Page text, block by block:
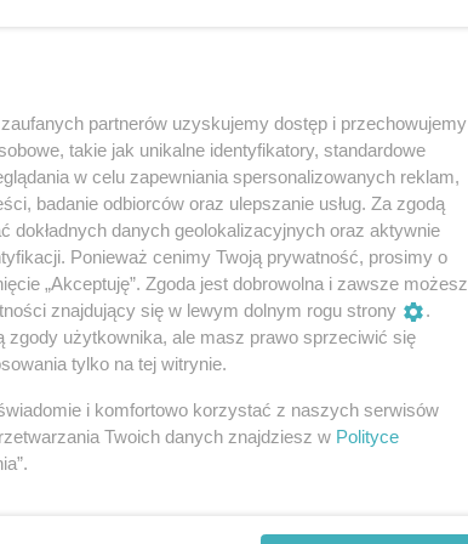
się nowy wątek
Gawroński, który objął
a jak wiadomo,
Choć w tej
scenariuszy. Inną
nie działa, były
partnerów uzyskujemy dostęp i przechowujemy
takie jak unikalne identyfikatory, standardowe
w celu zapewniania spersonalizowanych reklam,
badanie odbiorców oraz ulepszanie usług. Za zgodą
danych geolokalizacyjnych oraz aktywnie
Ponieważ cenimy Twoją prywatność, prosimy o
„Akceptuję”. Zgoda jest dobrowolna i zawsze możesz
znajdujący się w lewym dolnym rogu strony
.
zgody użytkownika, ale masz prawo sprzeciwić się
tylko na tej witrynie.
i komfortowo korzystać z naszych serwisów
Twoich danych znajdziesz w Polityce